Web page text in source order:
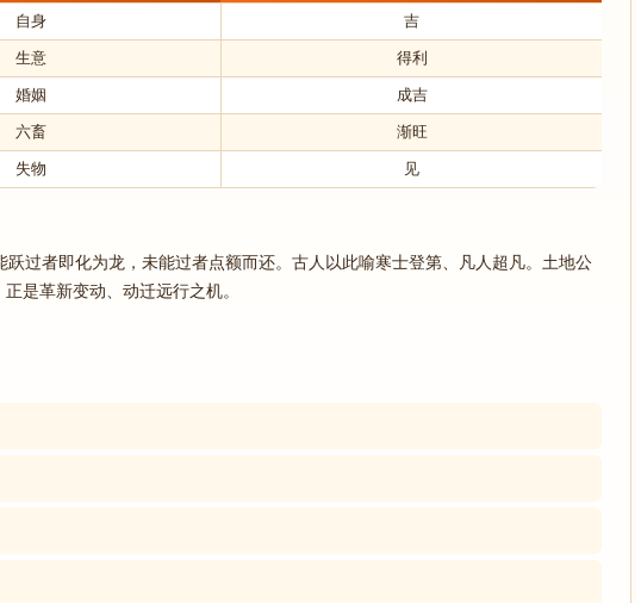
自身 吉
生意 得利
婚姻 成吉
六畜 渐旺
失物 见
过者即化为龙，未能过者点额而还。古人以此喻寒士登第、凡人超凡。土地公
是革新变动、动迁远行之机。